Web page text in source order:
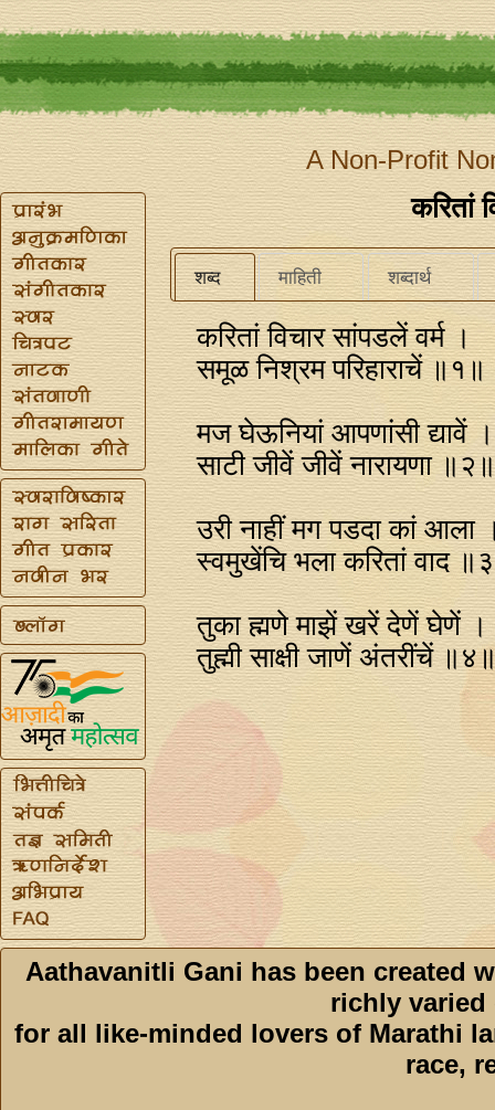
A Non-Profit
करितां
शब्द माहिती शब्दार्थ
करितां विचार सांपडलें वर्म ।
समूळ निश्रम परिहाराचें ॥१॥
मज घेऊनियां आपणांसी द्यावें ।
साटी जीवें जीवें नारायणा
उरी नाहीं मग पडदा कां आला
स्वमुखेंचि भला करितां वाद
तुका ह्मणे माझें खरें देणें घेणें ।
तुह्मी साक्षी जाणें अंतरींचें
Aathavanitli Gani has been created
richly varied
for all like-minded lovers of Marathi
race,